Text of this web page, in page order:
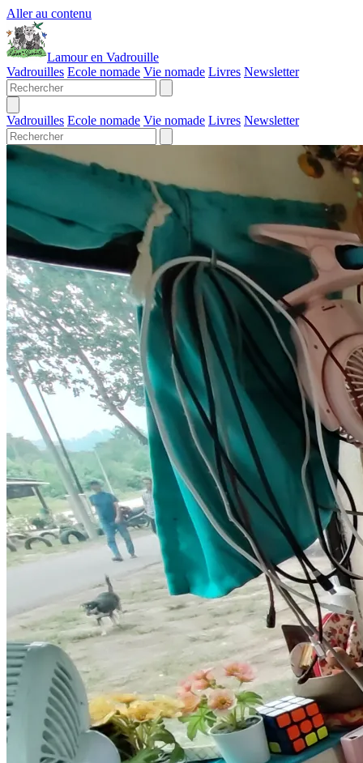
Aller au contenu
Lamour en Vadrouille
Vadrouilles Ecole nomade Vie nomade Livres Newsletter
Vadrouilles Ecole nomade Vie nomade Livres Newsletter